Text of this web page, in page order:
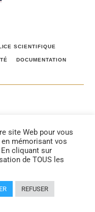
SCIENTIFIQUE
DOCUMENTATION
site Web pour vous
mémorisant vos
cliquant sur
de TOUS les
REFUSER